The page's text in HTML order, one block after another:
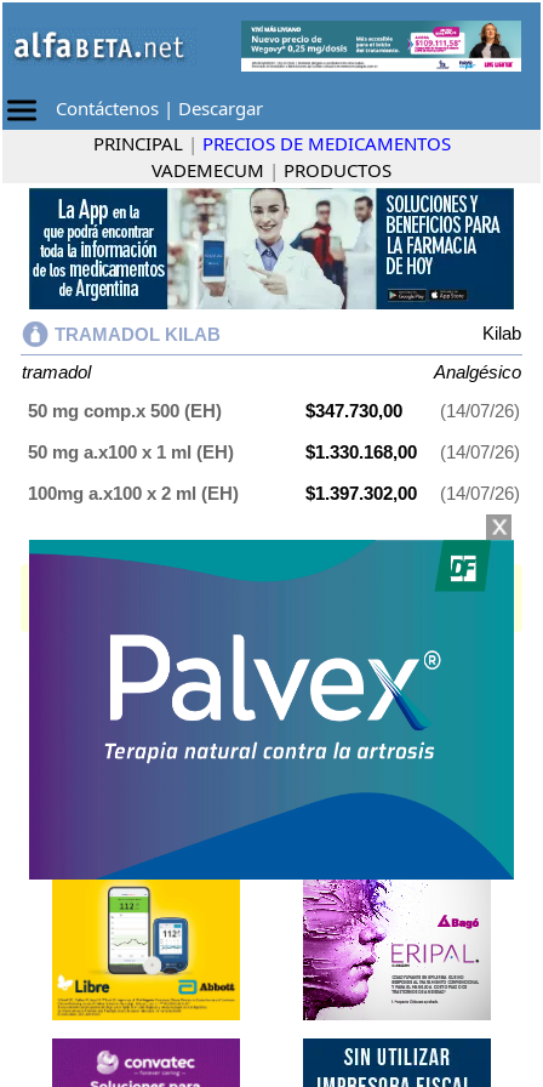
Contáctenos | Descargar
PRINCIPAL | PRECIOS DE MEDICAMENTOS
VADEMECUM | PRODUCTOS
TRAMADOL KILAB
Kilab
tramadol
Analgésico
50 mg comp.x 500 (EH)
$347.730,00
(14/07/26)
50 mg a.x100 x 1 ml (EH)
$1.330.168,00
(14/07/26)
100mg a.x100 x 2 ml (EH)
$1.397.302,00 (14/07/26)
tramadol Analgésico. Es
Otros productos con
tramadol
Otros productos de
Kilab